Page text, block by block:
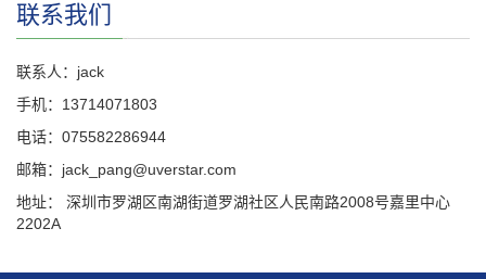
联系我们
联系人：jack
手机：13714071803
电话：075582286944
邮箱：jack_pang@uverstar.com
地址： 深圳市罗湖区南湖街道罗湖社区人民南路2008号嘉里中心
2202A